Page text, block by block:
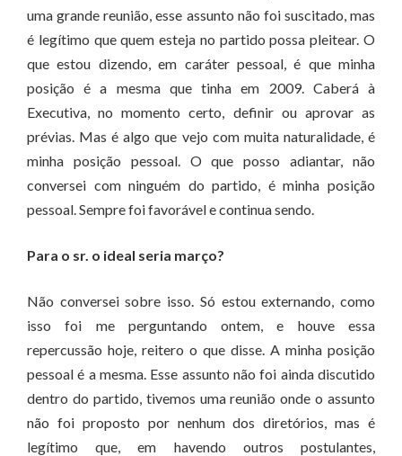
uma grande reunião, esse assunto não foi suscitado, mas
é legítimo que quem esteja no partido possa pleitear. O
que estou dizendo, em caráter pessoal, é que minha
posição é a mesma que tinha em 2009. Caberá à
Executiva, no momento certo, definir ou aprovar as
prévias. Mas é algo que vejo com muita naturalidade, é
minha posição pessoal. O que posso adiantar, não
conversei com ninguém do partido, é minha posição
pessoal. Sempre foi favorável e continua sendo.
Para o sr. o ideal seria março?
Não conversei sobre isso. Só estou externando, como
isso foi me perguntando ontem, e houve essa
repercussão hoje, reitero o que disse. A minha posição
pessoal é a mesma. Esse assunto não foi ainda discutido
dentro do partido, tivemos uma reunião onde o assunto
não foi proposto por nenhum dos diretórios, mas é
legítimo que, em havendo outros postulantes,